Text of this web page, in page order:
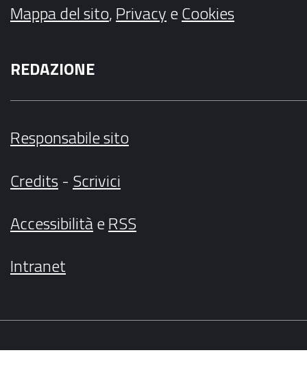
Mappa del sito,PrivacyeCookies
REDAZIONE
Responsabile sito
Credits- Scrivici
AccessibilitàeRSS
Intranet